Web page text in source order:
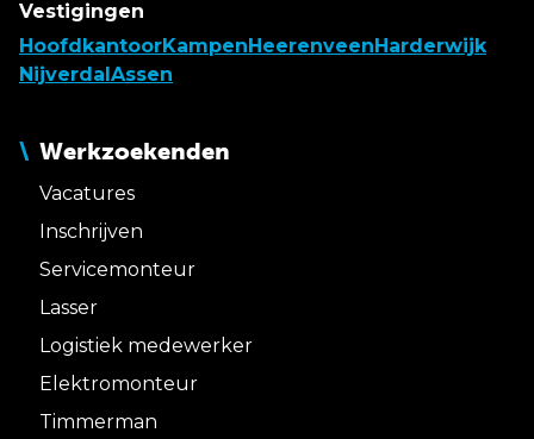
Vestigingen
HoofdkantoorKampen Heerenveen Harderwijk
Nijverdal Assen
Werkzoekenden
Vacatures
Inschrijven
Servicemonteur
Lasser
Logistiek medewerker
Elektromonteur
Timmerman